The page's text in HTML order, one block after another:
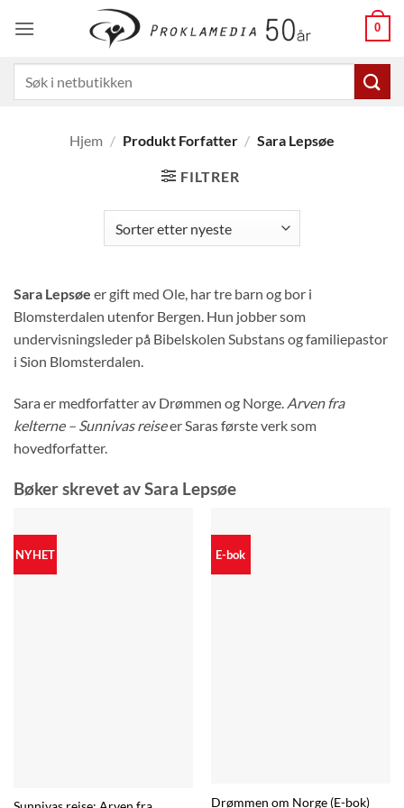
0
etter:
Hjem / Produkt Forfatter / Sara Lepsøe
FILTRER
Sara Lepsøe er gift med Ole, har tre barn og bor i
Blomsterdalen utenfor Bergen. Hun jobber som
undervisningsleder på Bibelskolen Substans og familiepastor
i Sion Blomsterdalen.
Sara er medforfatter av Drømmen og Norge. Arven fra
kelterne – Sunnivas reiseer Saras første verk som
hovedforfatter.
Bøker skrevet av Sara Lepsøe
NYHET E-bok
Drømmen om Norge (E-bok)